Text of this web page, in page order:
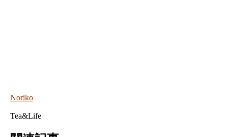
Noriko
Tea&Life